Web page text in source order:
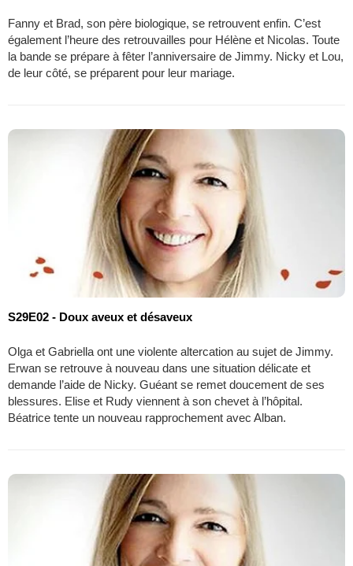
Fanny et Brad, son père biologique, se retrouvent enfin. C’est
également l’heure des retrouvailles pour Hélène et Nicolas. Toute
la bande se prépare à fêter l’anniversaire de Jimmy. Nicky et Lou,
de leur côté, se préparent pour leur mariage.
S29E02 - Doux aveux et désaveux
Olga et Gabriella ont une violente altercation au sujet de Jimmy.
Erwan se retrouve à nouveau dans une situation délicate et
demande l’aide de Nicky. Guéant se remet doucement de ses
blessures. Elise et Rudy viennent à son chevet à l’hôpital.
Béatrice tente un nouveau rapprochement avec Alban.